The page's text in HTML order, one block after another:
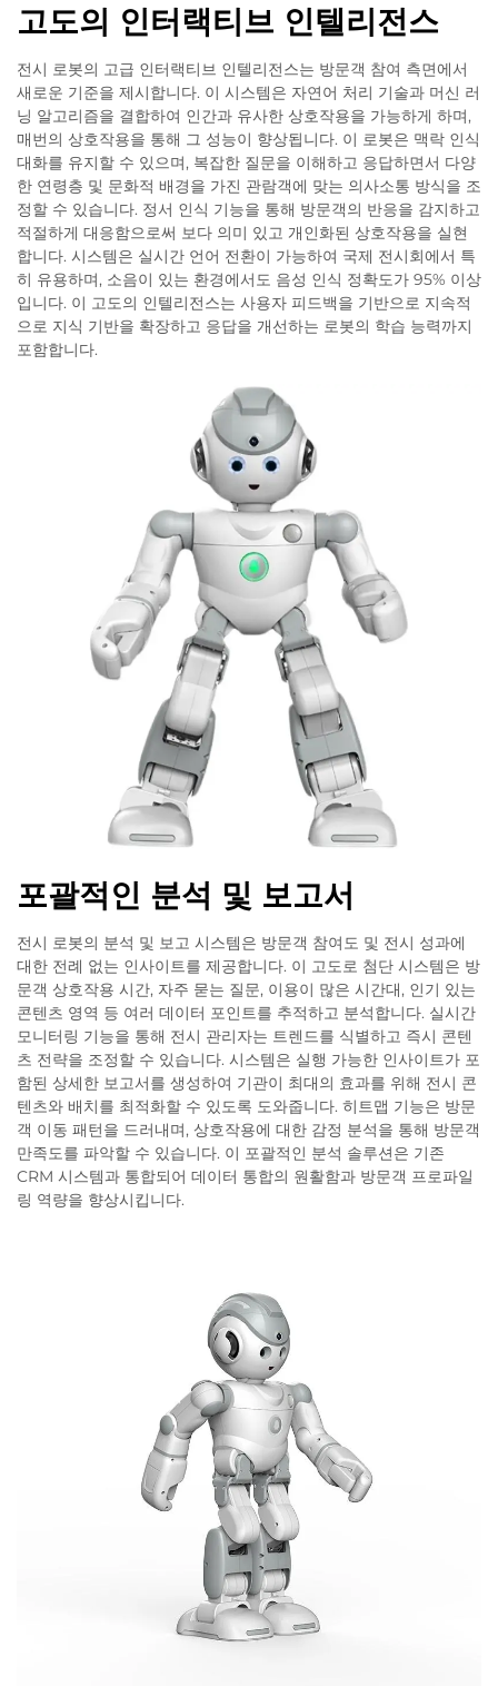
고도의 인터랙티브 인텔리전스
전시 로봇의 고급 인터랙티브 인텔리전스는 방문객 참여 측면에서
새로운 기준을 제시합니다. 이 시스템은 자연어 처리 기술과 머신 러
닝 알고리즘을 결합하여 인간과 유사한 상호작용을 가능하게 하며,
매번의 상호작용을 통해 그 성능이 향상됩니다. 이 로봇은 맥락 인식
대화를 유지할 수 있으며, 복잡한 질문을 이해하고 응답하면서 다양
한 연령층 및 문화적 배경을 가진 관람객에 맞는 의사소통 방식을 조
정할 수 있습니다. 정서 인식 기능을 통해 방문객의 반응을 감지하고
적절하게 대응함으로써 보다 의미 있고 개인화된 상호작용을 실현
합니다. 시스템은 실시간 언어 전환이 가능하여 국제 전시회에서 특
히 유용하며, 소음이 있는 환경에서도 음성 인식 정확도가 95% 이상
입니다. 이 고도의 인텔리전스는 사용자 피드백을 기반으로 지속적
으로 지식 기반을 확장하고 응답을 개선하는 로봇의 학습 능력까지
포함합니다.
포괄적인 분석 및 보고서
전시 로봇의 분석 및 보고 시스템은 방문객 참여도 및 전시 성과에
대한 전례 없는 인사이트를 제공합니다. 이 고도로 첨단 시스템은 방
문객 상호작용 시간, 자주 묻는 질문, 이용이 많은 시간대, 인기 있는
콘텐츠 영역 등 여러 데이터 포인트를 추적하고 분석합니다. 실시간
모니터링 기능을 통해 전시 관리자는 트렌드를 식별하고 즉시 콘텐
츠 전략을 조정할 수 있습니다. 시스템은 실행 가능한 인사이트가 포
함된 상세한 보고서를 생성하여 기관이 최대의 효과를 위해 전시 콘
텐츠와 배치를 최적화할 수 있도록 도와줍니다. 히트맵 기능은 방문
객 이동 패턴을 드러내며, 상호작용에 대한 감정 분석을 통해 방문객
만족도를 파악할 수 있습니다. 이 포괄적인 분석 솔루션은 기존
CRM 시스템과 통합되어 데이터 통합의 원활함과 방문객 프로파일
링 역량을 향상시킵니다.